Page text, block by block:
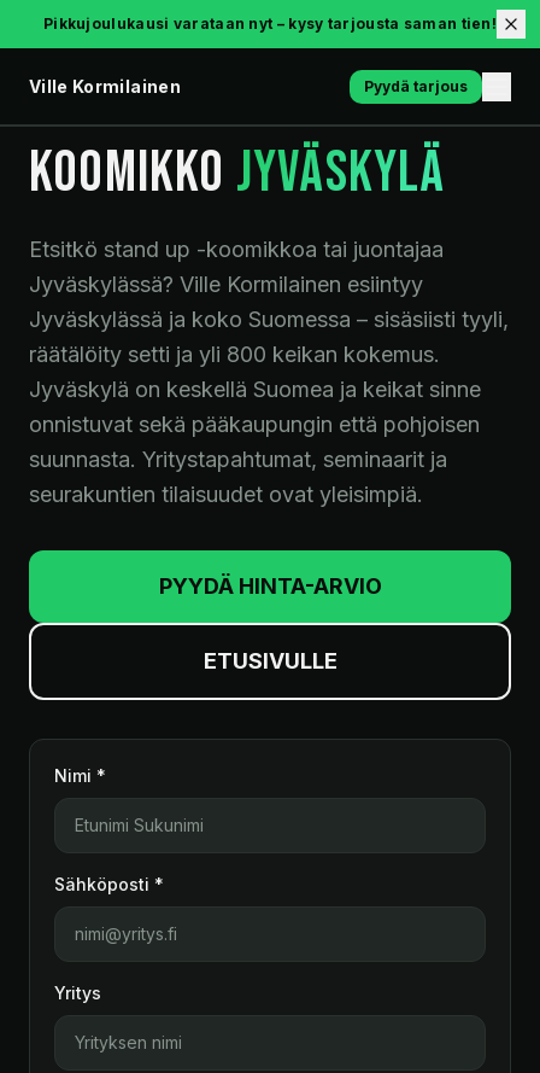
Pikkujoulukausi varataan nyt – kysy tarjousta saman tien!
Ville Kormilainen Pyydä tarjous
STAND UP · JUONTO · JYVÄSKYLÄ
KOOMIKKO JYVÄSKYLÄ
Etsitkö stand up -koomikkoa tai juontajaa
Jyväskylässä? Ville Kormilainen esiintyy
Jyväskylässä ja koko Suomessa – sisäsiisti tyyli,
räätälöity setti ja yli 800 keikan kokemus.
Jyväskylä on keskellä Suomea ja keikat sinne
onnistuvat sekä pää­kaupungin että pohjoisen
suunnasta. Yritystapahtumat, seminaarit ja
seurakuntien tilaisuudet ovat yleisimpiä.
PYYDÄ HINTA-ARVIO
ETUSIVULLE
Nimi *
Sähköposti *
Yritys